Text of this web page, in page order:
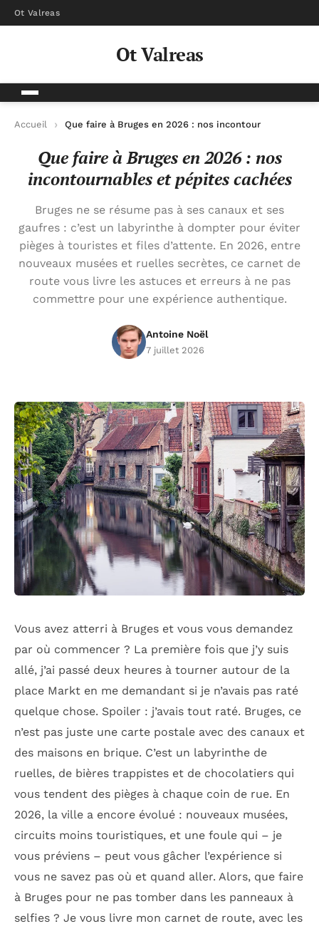
Ot Valreas
Ot Valreas
Accueil Que faire à Bruges en 2026 : nos incontournables et
Que faire à Bruges en 2026 : nos
incontournables et pépites cachées
Bruges ne se résume pas à ses canaux et ses
gaufres : c’est un labyrinthe à dompter pour éviter
pièges à touristes et files d’attente. En 2026, entre
nouveaux musées et ruelles secrètes, ce carnet de
route vous livre les astuces et erreurs à ne pas
commettre pour une expérience authentique.
Antoine Noël
7 juillet 2026
Vous avez atterri à Bruges et vous vous demandez
par où commencer ? La première fois que j’y suis
allé, j’ai passé deux heures à tourner autour de la
place Markt en me demandant si je n’avais pas raté
quelque chose. Spoiler : j’avais tout raté. Bruges, ce
n’est pas juste une carte postale avec des canaux et
des maisons en brique. C’est un labyrinthe de
ruelles, de bières trappistes et de chocolatiers qui
vous tendent des pièges à chaque coin de rue. En
2026, la ville a encore évolué : nouveaux musées,
circuits moins touristiques, et une foule qui – je
vous préviens – peut vous gâcher l’expérience si
vous ne savez pas où et quand aller. Alors, que faire
à Bruges pour ne pas tomber dans les panneaux à
selfies ? Je vous livre mon carnet de route, avec les